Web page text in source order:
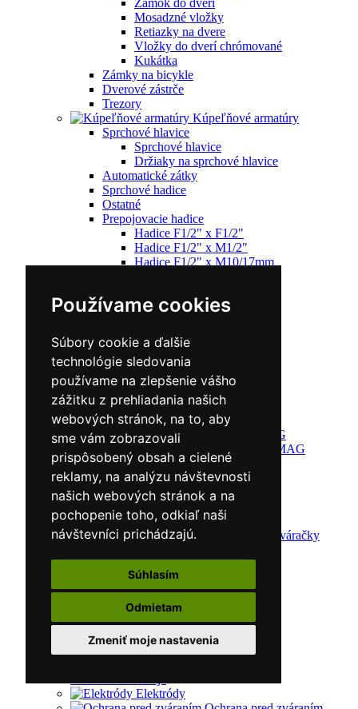
Používame cookies
Súbory cookie a ďalšie
technológie sledovania
používame na zlepšenie vášho
zážitku z prehliadania našich
webových stránok, na to, aby
sme vám zobrazovali
prispôsobený obsah a cielené
reklamy, na analýzu návštevnosti
našich webových stránok a na
pochopenie toho, odkiaľ naši
návštevníci prichádzajú.
Súhlasím
Odmietam
Zmeniť moje nastavenia
Mosadzné vložky
Retiazky na dvere
Vložky do dverí chrómované
Kukátka
Zámky na bicykle
Dverové zástrče
Trezory
Kúpeľňové armatúry
Sprchové hlavice
Sprchové hlavice
Držiaky na sprchové hlavice
Automatické zátky
Sprchové hadice
Ostatné
Prepojovacie hadice
Hadice F1/2" x F1/2"
Hadice F1/2" x M1/2"
Hadice F1/2" x M10/17mm
Hadice F1/2" x M3/8"
Umývadlová batéria
Drezová batéria
Sprchová batéria
Vaňová batéria
Zváracia technika
Invertory MMA
Invertory TIG/WIG
Zváračky MIG/MAG
Magnety/Svorky
Magnety
Svorky
Račety
Zváračky AC/DC
Multifunkčné zváračky
Príslušenstvo
Redukčný ventil
Vozíky
Kufríky
Zváracie horáky
Zváracie masky
Zváracie káble
Elektródy